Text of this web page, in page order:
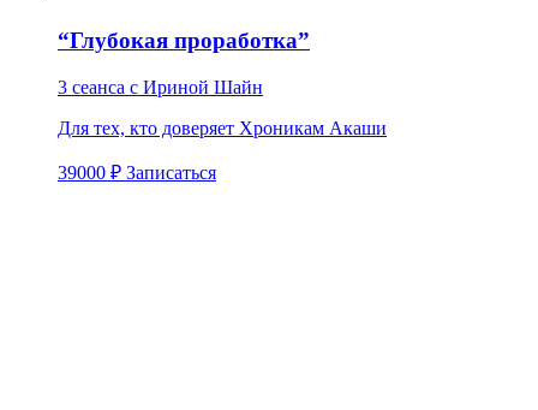
“Глубокая проработка”
3 сеанса с Ириной Шайн
Для тех, кто доверяет Хроникам Акаши
39000 ₽ Записаться